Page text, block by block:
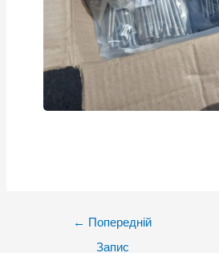
← Попередній
Запис